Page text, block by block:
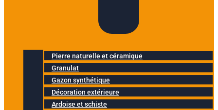
Pierre naturelle et céramique
Granulat
Gazon synthétique
Décoration extérieure
Ardoise et schiste